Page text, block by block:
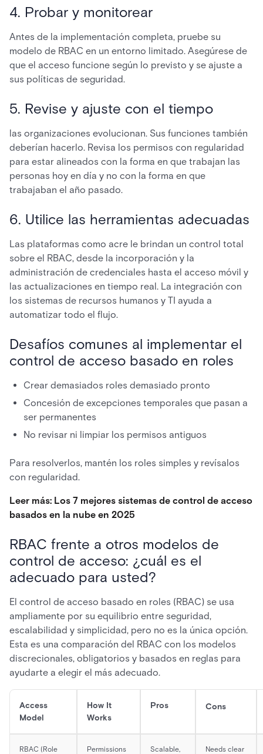
4. Probar y monitorear
Antes de la implementación completa, pruebe su
modelo de RBAC en un entorno limitado. Asegúrese de
que el acceso funcione según lo previsto y se ajuste a
sus políticas de seguridad.
5. Revise y ajuste con el tiempo
las organizaciones evolucionan. Sus funciones también
deberían hacerlo. Revisa los permisos con regularidad
para estar alineados con la forma en que trabajan las
personas hoy en día y no con la forma en que
trabajaban el año pasado.
6. Utilice las herramientas adecuadas
Las plataformas como acre le brindan un control total
sobre el RBAC, desde la incorporación y la
administración de credenciales hasta el acceso móvil y
las actualizaciones en tiempo real. La integración con
los sistemas de recursos humanos y TI ayuda a
automatizar todo el flujo.
Desafíos comunes al implementar el
control de acceso basado en roles
Crear demasiados roles demasiado pronto
Concesión de excepciones temporales que pasan a
ser permanentes
No revisar ni limpiar los permisos antiguos
Para resolverlos, mantén los roles simples y revísalos
con regularidad.
Leer más: Los 7 mejores sistemas de control de acceso
basados en la nube en 2025
RBAC frente a otros modelos de
control de acceso: ¿cuál es el
adecuado para usted?
El control de acceso basado en roles (RBAC) se usa
ampliamente por su equilibrio entre seguridad,
escalabilidad y simplicidad, pero no es la única opción.
Esta es una comparación del RBAC con los modelos
discrecionales, obligatorios y basados en reglas para
ayudarte a elegir el más adecuado.
Access
Model
How It
Works
Pros Cons
RBAC (Role
Permissions
Scalable,
Needs clear